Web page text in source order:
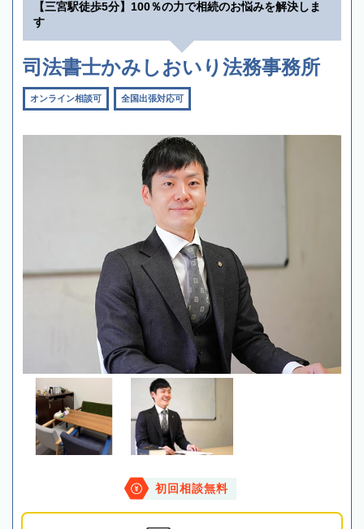
【三宮駅徒歩5分】100％の力で相続のお悩みを解決しま
す
司法書士かみしおいり法務事務所
オンライン相談可 全国出張対応可
初回相談無料